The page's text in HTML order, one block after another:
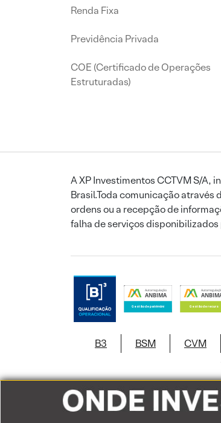
Renda Fixa
Previdência Privada
COE (Certificado de Operações
Estruturadas)
A XP Investimentos CCTVM S/
Brasil.Toda comunicação
ordens ou a recepção de
falha de serviços
B3 BSM CVM